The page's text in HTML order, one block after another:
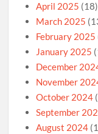
April 2025 (18)
March 2025
February 2025
January 2025
December
November
October 2024
September
August 2024